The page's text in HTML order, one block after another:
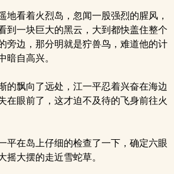
看着火烈岛，忽闻一股强烈的腥风，
到一块巨大的黑云，大到都快盖住整个
旁边，那分明就是狞兽鸟，难道他的计
暗自高兴。
的飘向了远处，江一平忍着兴奋在海边
在眼前了，这才迫不及待的飞身前往火
平在岛上仔细的检查了一下，确定六眼
摇大摆的走近雪蛇草。